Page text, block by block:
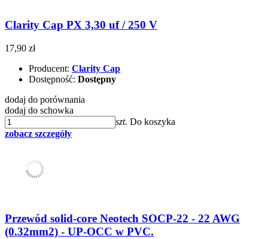
Clarity Cap PX 3,30 uf / 250 V
17,90 zł
Producent: Clarity Cap
Dostępność: Dostępny
dodaj do porównania
dodaj do schowka
szt. Do koszyka
zobacz szczegóły
Przewód solid-core Neotech SOCP-22 - 22 AWG
(0.32mm2) - UP-OCC w PVC.